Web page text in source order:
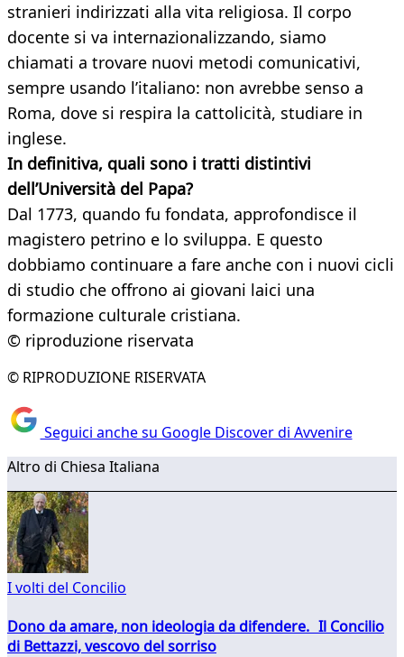
stranieri indirizzati alla vita religiosa. Il corpo
docente si va internazionalizzando, siamo
chiamati a trovare nuovi metodi comunicativi,
sempre usando l’italiano: non avrebbe senso a
Roma, dove si respira la cattolicità, studiare in
inglese.
In definitiva, quali sono i tratti distintivi
dell’Università del Papa?
Dal 1773, quando fu fondata, approfondisce il
magistero petrino e lo sviluppa. E questo
dobbiamo continuare a fare anche con i nuovi cicli
di studio che offrono ai giovani laici una
formazione culturale cristiana.
© riproduzione riservata
© RIPRODUZIONE RISERVATA
Seguici anche su Google Discover di Avvenire
Altro di Chiesa Italiana
I volti del Concilio
Dono da amare, non ideologia da difendere. Il Concilio
di Bettazzi, vescovo del sorriso